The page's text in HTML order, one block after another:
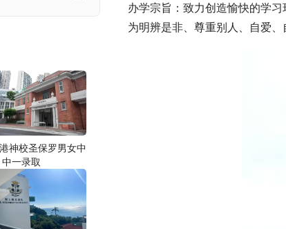
办学宗旨：致力创造愉快的学
为明辨是非、尊重别人、自爱、
神校圣保罗男女中
一录取